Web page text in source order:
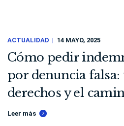
ACTUALIDAD 14 MAYO, 2025
Cómo pedir
por denuncia falsa:
derechos y el
Leer más